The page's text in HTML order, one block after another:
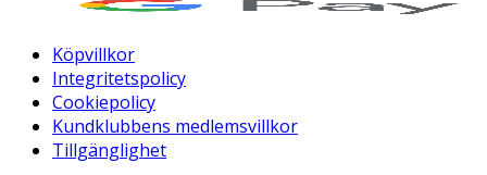
Köpvillkor
Integritetspolicy
Cookiepolicy
Kundklubbens medlemsvillkor
Tillgänglighet